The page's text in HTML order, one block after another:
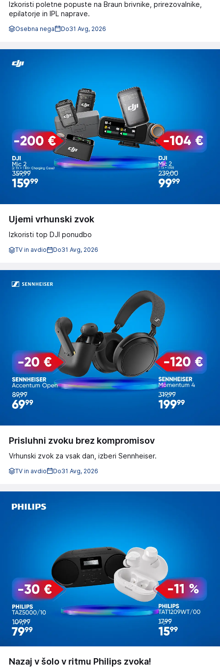
Izkoristi poletne popuste na Braun brivnike, prirezovalnike,
epilatorje in IPL naprave.
Osebna nega Do31 Avg, 2026
Ujemi vrhunski zvok
Izkoristi top DJI ponudbo
TV in avdio Do31 Avg, 2026
Prisluhni zvoku brez kompromisov
Vrhunski zvok za vsak dan, izberi Sennheiser.
TV in avdio Do31 Avg, 2026
Nazaj v šolo v ritmu Philips zvoka!